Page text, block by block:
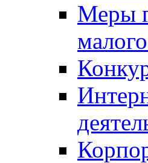
Меры